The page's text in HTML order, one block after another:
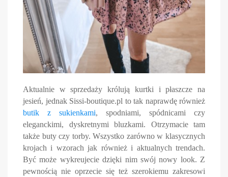
Aktualnie w sprzedaży królują kurtki i płaszcze na
jesień, jednak Sissi-boutique.pl to tak naprawdę również
butik z sukienkami, spodniami, spódnicami czy
eleganckimi, dyskretnymi bluzkami. Otrzymacie tam
także buty czy torby. Wszystko zarówno w klasycznych
krojach i wzorach jak również i aktualnych trendach.
Być może wykreujecie dzięki nim swój nowy look. Z
pewnością nie oprzecie się też szerokiemu zakresowi